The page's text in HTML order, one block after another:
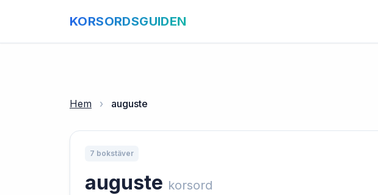
KORSORDSGUIDEN
Hem › auguste
7 bokstäver
auguste korsord